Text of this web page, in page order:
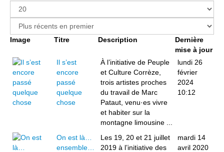
Image Titre Description
Dernière
mise à jour
Il s’est
encore
passé
quelque
chose
À l’initiative de Peuple
et Culture Corrèze,
trois artistes proches
du travail de Marc
Pataut, venu·es vivre
et habiter sur la
montagne limousine ...
lundi 26
février
2024
10:12
On est là…
ensemble…
Les 19, 20 et 21 juillet
2019 à l’initiative des
mardi 14
avril 2020